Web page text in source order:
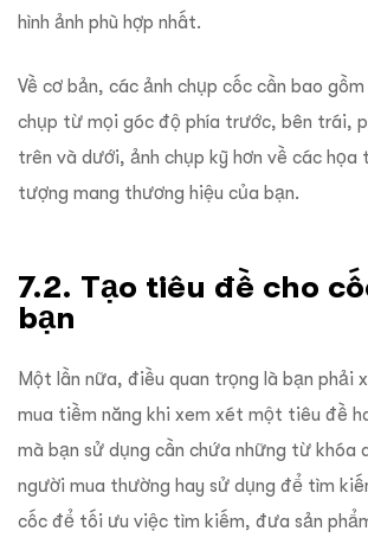
hình ảnh phù hợp nhất.
Về cơ bản, các ảnh chụp cốc cần bao
chụp từ mọi góc độ phía trước, bên trái,
trên và dưới, ảnh chụp kỹ hơn về các họa
tượng mang thương hiệu của bạn.
7.2. Tạo tiêu đề cho
bạn
Một lần nữa, điều quan trọng là bạn phải
mua tiềm năng khi xem xét một tiêu đề
mà bạn sử dụng cần chứa những từ khóa
người mua thường hay sử dụng để tìm
cốc để tối ưu việc tìm kiếm, đưa sản